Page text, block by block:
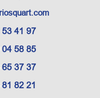
41 97
58 85
37 37
82 21